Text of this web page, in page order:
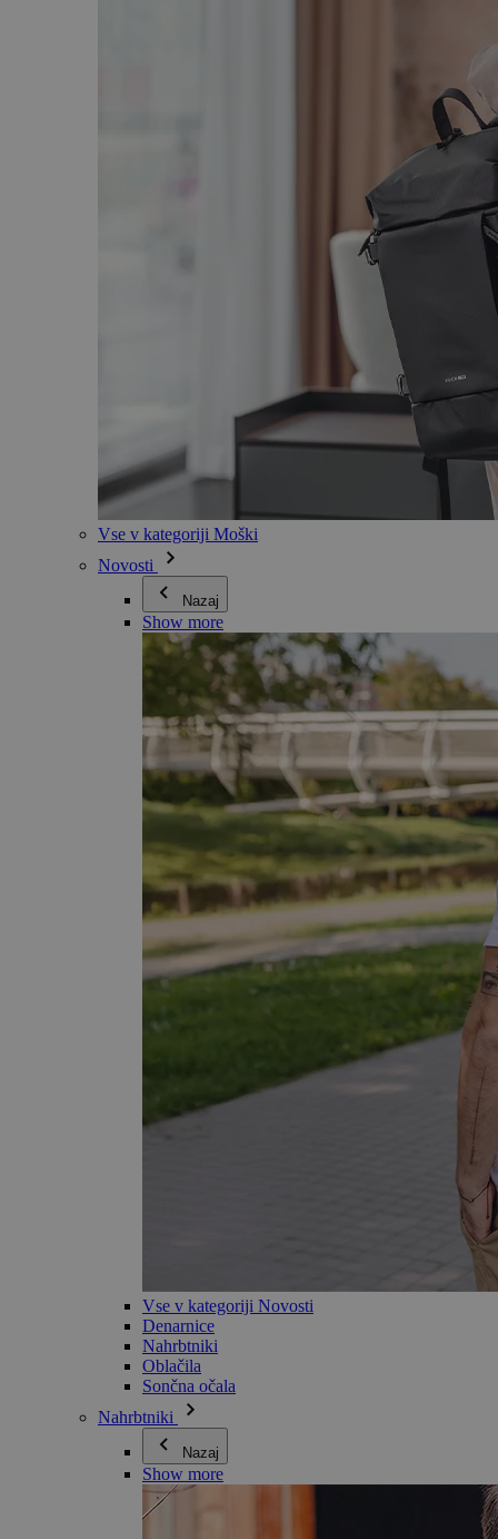
Vse v kategoriji Moški
Novosti
Nazaj
Show more
Vse v kategoriji Novosti
Denarnice
Nahrbtniki
Oblačila
Sončna očala
Nahrbtniki
Nazaj
Show more